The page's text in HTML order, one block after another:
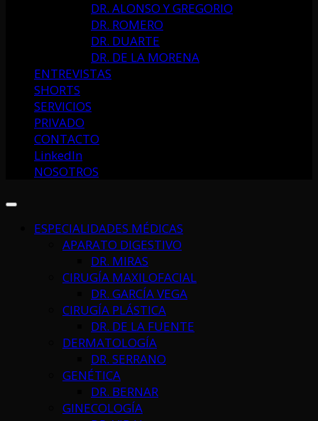
DR. ALONSO Y GREGORIO
DR. ROMERO
DR. DUARTE
DR. DE LA MORENA
ENTREVISTAS
SHORTS
SERVICIOS
PRIVADO
CONTACTO
LinkedIn
NOSOTROS
ESPECIALIDADES MÉDICAS
APARATO DIGESTIVO
DR. MIRAS
CIRUGÍA MAXILOFACIAL
DR. GARCÍA VEGA
CIRUGÍA PLÁSTICA
DR. DE LA FUENTE
DERMATOLOGÍA
DR. SERRANO
GENÉTICA
DR. BERNAR
GINECOLOGÍA